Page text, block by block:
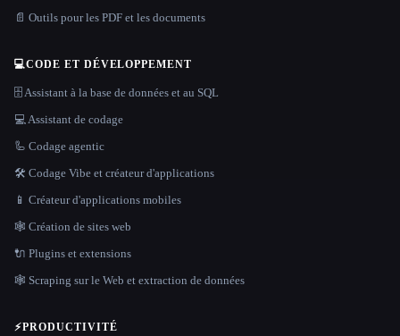
📄 Outils pour les PDF et les documents
💻CODE ET DÉVELOPPEMENT
🗄️ Assistant à la base de données et au SQL
💻 Assistant de codage
🦾 Codage agentic
🛠️ Codage Vibe et créateur d'applications
📱 Créateur d'applications mobiles
🕸 Création de sites web
🔌 Plugins et extensions
🕸️ Scraping sur le Web et extraction de données
⚡PRODUCTIVITÉ